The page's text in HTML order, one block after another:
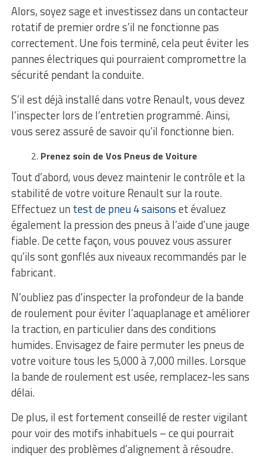
Alors, soyez sage et investissez dans un contacteur
rotatif de premier ordre s’il ne fonctionne pas
correctement. Une fois terminé, cela peut éviter les
pannes électriques qui pourraient compromettre la
sécurité pendant la conduite.
S’il est déjà installé dans votre Renault, vous devez
l’inspecter lors de l’entretien programmé. Ainsi,
vous serez assuré de savoir qu’il fonctionne bien.
Prenez soin de Vos Pneus de Voiture
Tout d’abord, vous devez maintenir le contrôle et la
stabilité de votre voiture Renault sur la route.
Effectuez un test de pneu 4 saisonset évaluez
également la pression des pneus à l’aide d’une jauge
fiable. De cette façon, vous pouvez vous assurer
qu’ils sont gonflés aux niveaux recommandés par le
fabricant.
N’oubliez pas d’inspecter la profondeur de la bande
de roulement pour éviter l’aquaplanage et améliorer
la traction, en particulier dans des conditions
humides. Envisagez de faire permuter les pneus de
votre voiture tous les 5,000 à 7,000 milles. Lorsque
la bande de roulement est usée, remplacez-les sans
délai.
De plus, il est fortement conseillé de rester vigilant
pour voir des motifs inhabituels – ce qui pourrait
indiquer des problèmes d’alignement à résoudre.